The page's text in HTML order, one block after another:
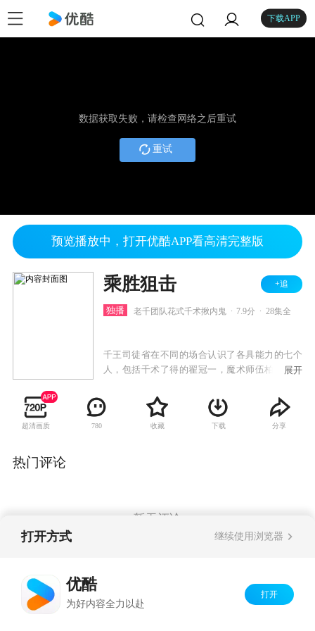
下载APP
数据获取失败，请检查网络之后重试
重试
预览播放中，打开优酷APP看高清完整版
乘胜狙击 +追
独播 老千团队花式千术揪内鬼 7.9分 28集全
千王司徒省在不同的场合认识了各具能力的七个
人，包括千术了得的翟冠一，魔术师伍柏义，雀
峰，老车手李亨以及千脸变身女郎苏丽芬。司徒
省将这七人招揽到自己旗下，组建了一支老千团
队，刚组建不久的老千团队就接到了赌王霍骏升
展开
超清画质 780 收藏 下载 分享
热门评论
暂无评论
打开方式 继续使用浏览器
优酷
为好内容全力以赴
打开